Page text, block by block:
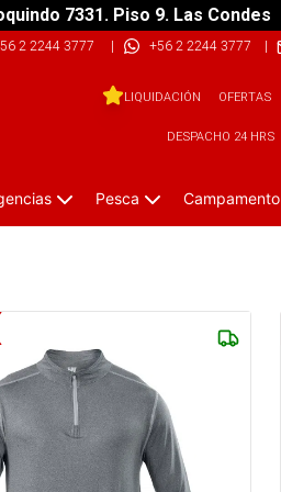
7331. Piso 9. Las Condes
2 2244 3777 | +56 2 2244 3777 |
LIQUIDACIÓN OFERTAS
DESPACHO 24 HRS
Pesca Campamento